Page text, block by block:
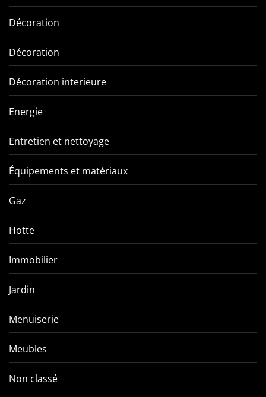
Décoration
Décoration
Décoration interieure
Energie
Entretien et nettoyage
Équipements et matériaux
Gaz
Hotte
Immobilier
Jardin
Menuiserie
Meubles
Non classé